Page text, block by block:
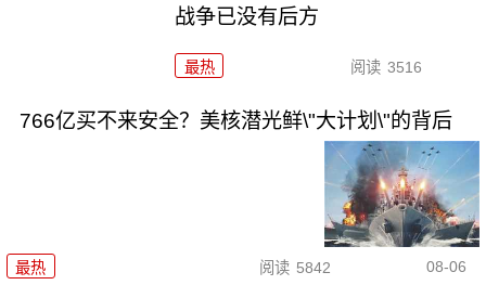
战争已没有后方
最热 阅读 3516
766亿买不来安全？美核潜光鲜\"大计划\"的背后
最热 阅读 5842 08-06